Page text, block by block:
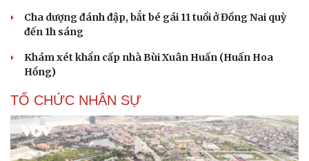
Cha dượng đánh đập, bắt bé gái 11 tuổi ở Đồng Nai quỳ
đến 1h sáng
Khám xét khẩn cấp nhà Bùi Xuân Huấn (Huấn Hoa
Hồng)
TỔ CHỨC NHÂN SỰ